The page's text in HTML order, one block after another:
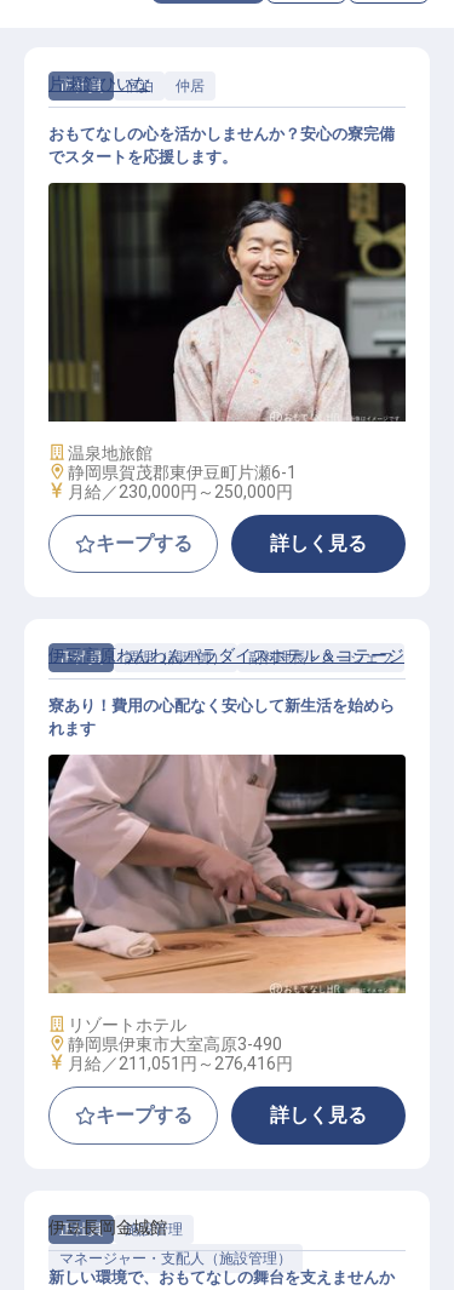
正社員 宿泊 仲居
接客スタッフ
片瀬館ひいな
おもてなしの心を活かしませんか？安心の寮完備
でスタートを応援します。
施設業態
温泉地旅館
勤務地
静岡県賀茂郡東伊豆町片瀬6-1
給与
月給／230,000円～ 250,000円
キープする 詳しく見る
正社員 調理（調理師） 副料理長・スーシェフ
和食副料理長候補
伊豆高原わんわんパラダイスホテル＆コテージ
寮あり！費用の心配なく安心して新生活を始めら
れます
施設業態
リゾートホテル
勤務地
静岡県伊東市大室高原3-490
給与
月給／211,051円～ 276,416円
キープする 詳しく見る
正社員
施設管理
マネージャー・支配人（施設管理）
伊豆長岡金城館
新しい環境で、おもてなしの舞台を支えませんか